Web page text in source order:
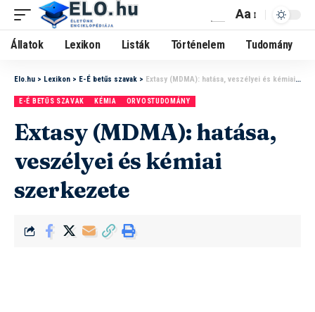
Aa
Állatok Lexikon Listák Történelem Tudomány
Elo.hu > Lexikon > E-É betűs szavak > Extasy (MDMA): hatása, veszélyei és kémiai szerkezete
E-É BETŰS SZAVAK KÉMIA ORVOSTUDOMÁNY
Extasy (MDMA): hatása,
veszélyei és kémiai
szerkezete